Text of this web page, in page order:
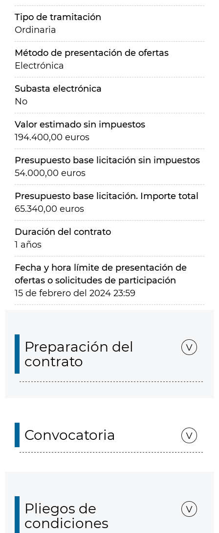
Tipo de tramitación
Ordinaria
Método de presentación de ofertas
Electrónica
Subasta electrónica
No
Valor estimado sin impuestos
194.400,00 euros
Presupuesto base licitación sin impuestos
54.000,00 euros
Presupuesto base licitación. Importe total
65.340,00 euros
Duración del contrato
1 años
Fecha y hora límite de presentación de
ofertas o solicitudes de participación
15 de febrero del 2024 23:59
Preparación del
contrato
Convocatoria
Pliegos de
condiciones